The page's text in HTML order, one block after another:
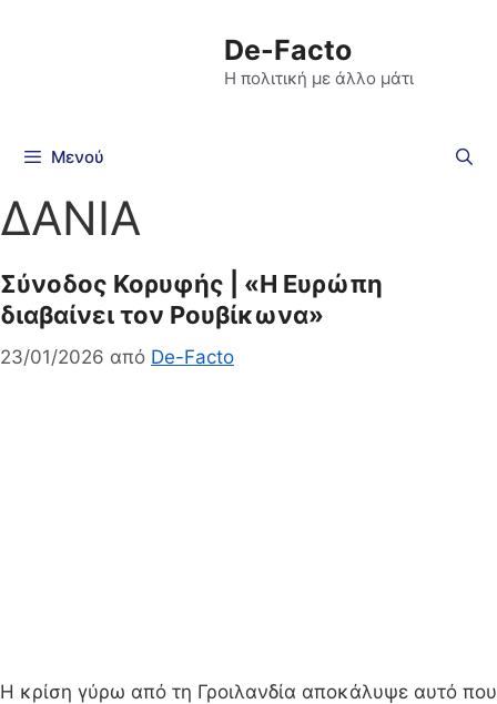
De-Facto
Η πολιτική με άλλο μάτι
Μενού
ΔΑΝΙΑ
Σύνοδος Κορυφής | «Η Ευρώπη
διαβαίνει τον Ρουβίκωνα»
23/01/2026 από De-Facto
Η κρίση γύρω από τη Γροιλανδία αποκάλυψε αυτό που